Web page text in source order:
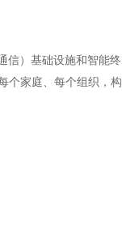
信）基础设施和智能终
个家庭、每个组织，构